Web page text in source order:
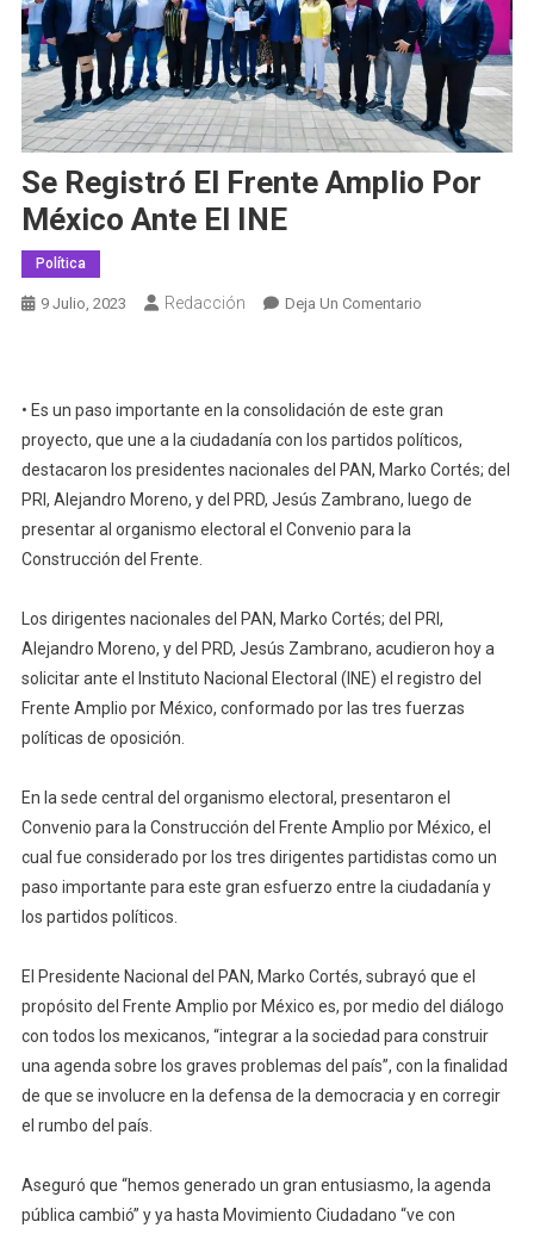
Se Registró El Frente Amplio Por
México Ante El INE
Política
9 Julio, 2023 Redacción Deja Un ComentarioEn
Frente
Amplio
Por
México
• Es un paso importante en la consolidación de este gran
proyecto, que une a la ciudadanía con los partidos políticos,
destacaron los presidentes nacionales del PAN, Marko Cortés; del
PRI, Alejandro Moreno, y del PRD, Jesús Zambrano, luego de
presentar al organismo electoral el Convenio para la
Construcción del Frente.
Los dirigentes nacionales del PAN, Marko Cortés; del PRI,
Alejandro Moreno, y del PRD, Jesús Zambrano, acudieron hoy a
solicitar ante el Instituto Nacional Electoral (INE) el registro del
Frente Amplio por México, conformado por las tres fuerzas
políticas de oposición.
En la sede central del organismo electoral, presentaron el
Convenio para la Construcción del Frente Amplio por México, el
cual fue considerado por los tres dirigentes partidistas como un
paso importante para este gran esfuerzo entre la ciudadanía y
los partidos políticos.
El Presidente Nacional del PAN, Marko Cortés, subrayó que el
propósito del Frente Amplio por México es, por medio del diálogo
con todos los mexicanos, “integrar a la sociedad para construir
una agenda sobre los graves problemas del país”, con la finalidad
de que se involucre en la defensa de la democracia y en corregir
el rumbo del país.
Aseguró que “hemos generado un gran entusiasmo, la agenda
pública cambió” y ya hasta Movimiento Ciudadano “ve con